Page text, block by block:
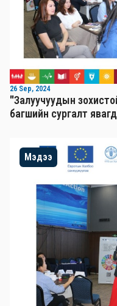
26 Sep, 2024
"Залуучуудын
багшийн сургалт
Мэдээ